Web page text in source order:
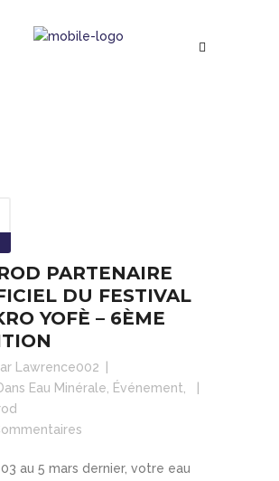
PARTENAIRE
DU FESTIVAL
YOFÈ – 6ÈME
Lawrence002
Eau Minérale Événement
03 au 5 mars dernier, votre eau